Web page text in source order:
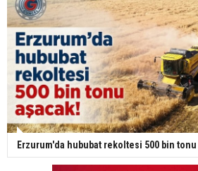
Erzurum'da hububat rekoltesi 500 bin tonu